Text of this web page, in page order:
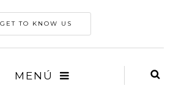
GET TO KNOW US
MENÚ